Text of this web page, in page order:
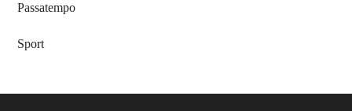
Passatempo
Sport